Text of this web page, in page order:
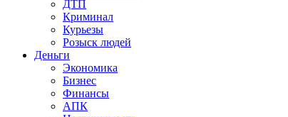
ДТП
Криминал
Курьезы
Розыск людей
Деньги
Экономика
Бизнес
Финансы
АПК